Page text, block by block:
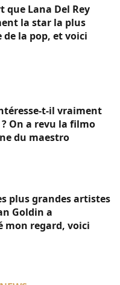
que Lana Del Rey
la star la plus
de la pop, et voici
t-il vraiment
On a revu la filmo
du maestro
plus grandes artistes
Goldin a
mon regard, voici